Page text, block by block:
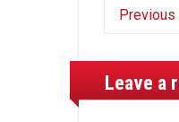
Previous
Leave a